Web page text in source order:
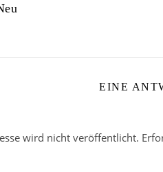
EINE
wird nicht veröffentlicht.